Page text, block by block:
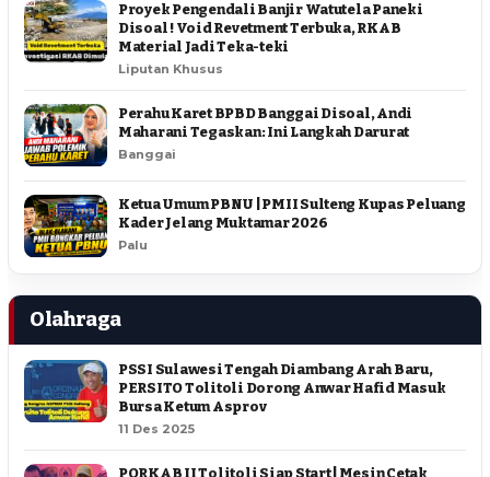
Proyek Pengendali Banjir Watutela Paneki
Disoal ! Void Revetment Terbuka, RKAB
Material Jadi Teka-teki
Liputan Khusus
Perahu Karet BPBD Banggai Disoal, Andi
Maharani Tegaskan: Ini Langkah Darurat
Banggai
Ketua Umum PBNU | PMII Sulteng Kupas Peluang
Kader Jelang Muktamar 2026
Palu
Olahraga
PSSI Sulawesi Tengah Diambang Arah Baru,
PERSITO Tolitoli Dorong Anwar Hafid Masuk
Bursa Ketum Asprov
11 Des 2025
PORKAB II Tolitoli Siap Start | Mesin Cetak